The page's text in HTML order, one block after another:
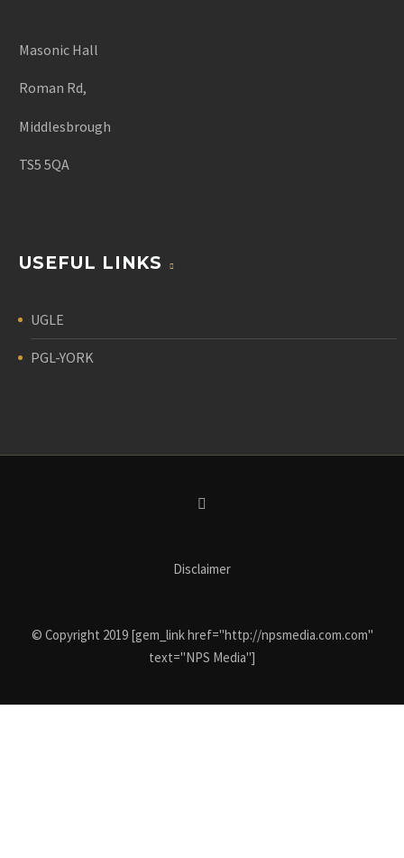
Masonic Hall
Roman Rd,
Middlesbrough
TS5 5QA
USEFUL LINKS
UGLE
PGL-YORK
Disclaimer
© Copyright 2019 [gem_link href="http://npsmedia.com.com"
text="NPS Media"]